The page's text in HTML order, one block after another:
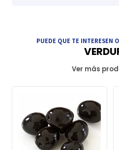
PUEDE QUE TE INTERESEN
Ver más